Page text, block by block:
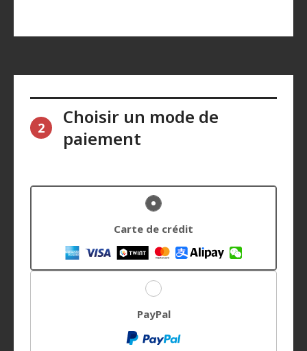
2
Choisir un mode de
paiement
Carte de crédit
PayPal